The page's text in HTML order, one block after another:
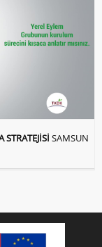
STRATEJİSİ SAMSUN